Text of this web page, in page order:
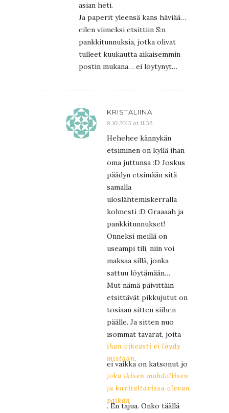
asian heti.
Ja paperit yleensä kans häviää…
eilen viimeksi etsittiin S:n
pankkitunnuksia, jotka olivat
tulleet kuukautta aikaisemmin
postin mukana… ei löytynyt…
KRISTALIINA
8.10.2013 at 11:36
Hehehee kännykän
etsiminen on kyllä ihan
oma juttunsa :D Joskus
päädyn etsimään sitä
samalla
uloslähtemiskerralla
kolmesti :D Graaaah ja
pankkitunnukset!
Onneksi meillä on
useampi tili, niin voi
maksaa sillä, jonka
sattuu löytämään…
Mut nämä päivittäin
etsittävät pikkujutut on
tosiaan sitten siihen
päälle. Ja sitten nuo
isommat tavarat, joita
ihan oikeasti ei löydy
mistään,
ei vaikka on katsonut jo
joka ikisen mahdollisen
ja kuviteltavissa olevan
paikan
. En tajua. Onko täällä